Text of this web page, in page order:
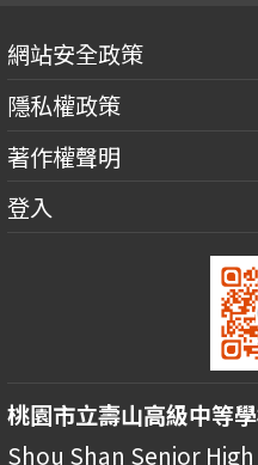
網站安全政策
隱私權政策
著作權聲明
登入
桃園市立壽山高級中等
Shou Shan Senior